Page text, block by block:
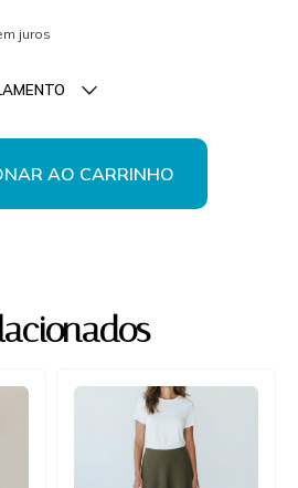
juros
R$618,00
R$618,00
AO CARRINHO